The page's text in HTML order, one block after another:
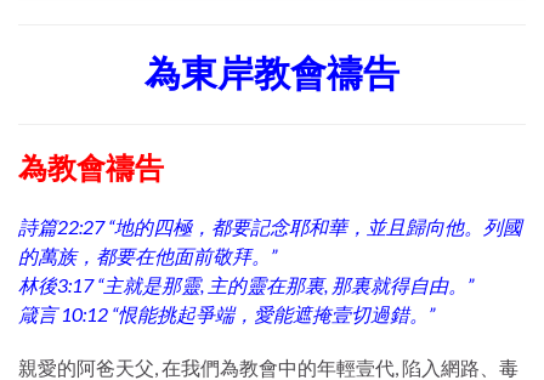
為東岸教會禱告
為教會禱告
詩篇22:27 “地的四極，都要記念耶和華，並且歸向他。列國
的萬族，都要在他面前敬拜。”
林後3:17 “主就是那靈, 主的靈在那裏, 那裏就得自由。”
箴言 10:12 “恨能挑起爭端，愛能遮掩壹切過錯。”
親愛的阿爸天父, 在我們為教會中的年輕壹代, 陷入網路、毒